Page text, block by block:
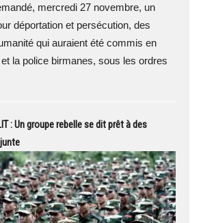
mercredi 27 novembre, un
déportation et persécution, des
qui auraient été commis en
et la police birmanes, sous les ordres
: Un groupe rebelle se dit prêt à des